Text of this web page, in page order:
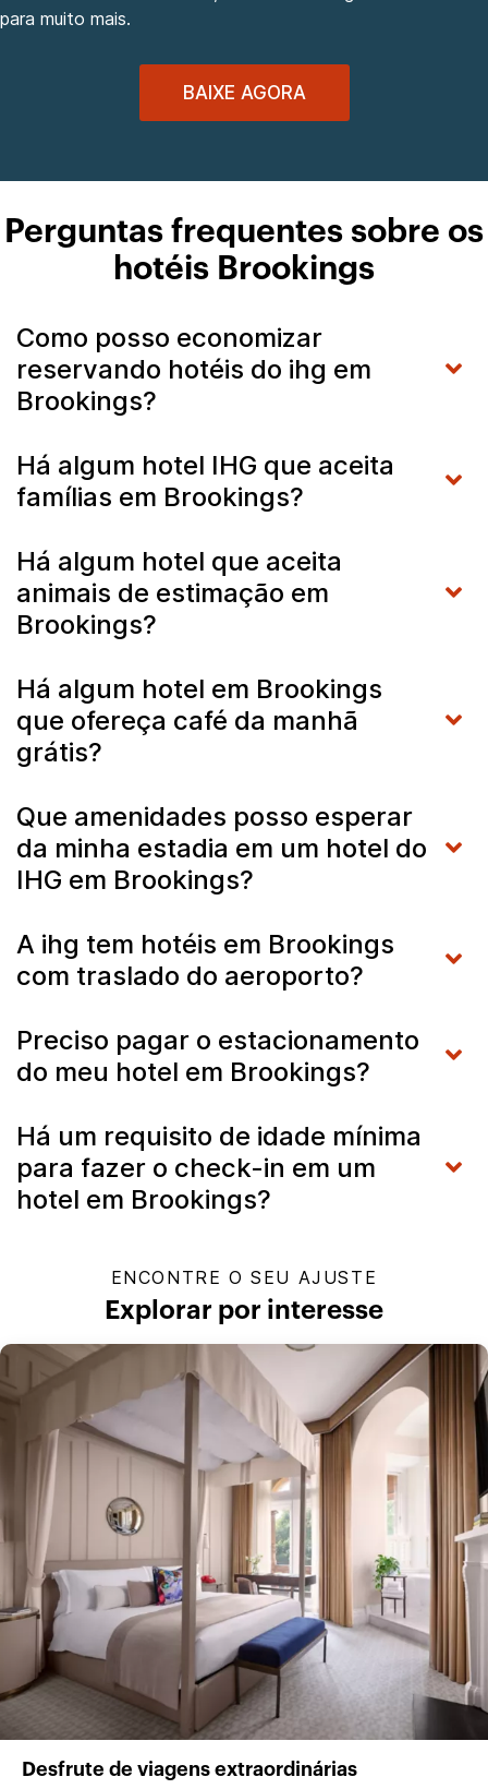
para muito mais.
BAIXE AGORA
Perguntas frequentes sobre os
hotéis Brookings
Como posso economizar
reservando hotéis do ihg em
Brookings?
Há algum hotel IHG que aceita
famílias em Brookings?
Há algum hotel que aceita
animais de estimação em
Brookings?
Há algum hotel em Brookings
que ofereça café da manhã
grátis?
Que amenidades posso esperar
da minha estadia em um hotel do
IHG em Brookings?
A ihg tem hotéis em Brookings
com traslado do aeroporto?
Preciso pagar o estacionamento
do meu hotel em Brookings?
Há um requisito de idade mínima
para fazer o check-in em um
hotel em Brookings?
ENCONTRE O SEU AJUSTE
Explorar por interesse
Desfrute de viagens extraordinárias